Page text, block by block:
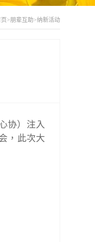
>朋辈互助>纳新活动
协） 注入
，此次大